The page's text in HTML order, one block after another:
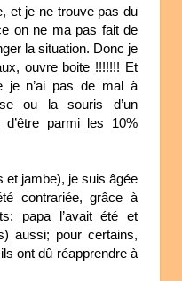
et je ne trouve pas du
on ne ma pas fait de
la situation. Donc je
ouvre boite !!!!!!! Et
je n’ai pas de mal à
ou la souris d’un
parmi les 10%
et jambe), je suis âgée
contrariée, grâce à
papa l’avait été et
aussi; pour certains,
ont dû réapprendre à